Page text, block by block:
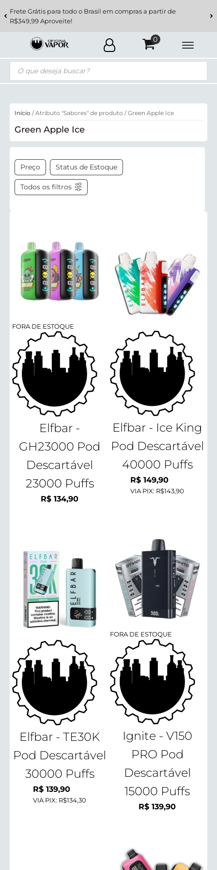
Frete Grátis para todo o Brasil em compras a partir de
R$349,99 Aproveite!
Pesquisar
produtos
Início / Atributo "Sabores" de produto / Green Apple Ice
Green Apple Ice
Preço Status de Estoque
Todos os filtros
FORA DE ESTOQUE
Elfbar -
GH23000 Pod
Descartável
23000 Puffs
R$ 134,90
Elfbar - Ice King
Pod Descartável
40000 Puffs
R$ 149,90
VIA PIX: R$143,90
Elfbar - TE30K
Pod Descartável
30000 Puffs
R$ 139,90
VIA PIX: R$134,30
FORA DE ESTOQUE
Ignite - V150
PRO Pod
Descartável
15000 Puffs
R$ 139,90